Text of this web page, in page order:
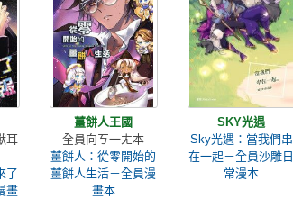
耳
了
畫
薑餅人王國
全員向ㄎ一ㄤ本
薑餅人：從零開始的
薑餅人生活－全員漫
畫本
SKY光遇
Sky光遇：當我們串
在一起－全員沙雕日
常漫本